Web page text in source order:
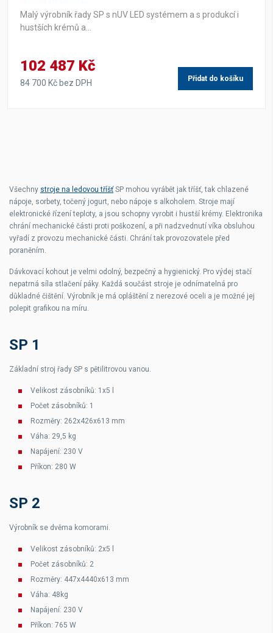
Malý výrobník řady SP s nUV LED systémem a s produkcí i
hustších krémů a...
102 487 Kč
84 700 Kč bez DPH Přidat do košíku
Všechny stroje na ledovou tříšťSP mohou vyrábět jak tříšť, tak chlazené
nápoje, sorbety, točený jogurt, nebo nápoje s alkoholem. Stroje mají
elektronické řízení teploty, a jsou schopny vyrobit i hustší krémy. Elektronika
chrání mechanické části proti poškození, a při nadzvednutí víka obsluhou
vyřadí z provozu mechanické části. Chrání tak provozovatele před
poraněním.
Dávkovací kohout je velmi odolný, bezpečný a hygienický. Pro výdej stačí
nepatrná síla stlačení páky. Každá součást stroje je odnímatelná pro
důkladné čištění. Výrobník je má opláštění z nerezové oceli a je možné jej
polepit grafikou na míru.
SP 1
Základní stroj řady SP s pětilitrovou vanou.
Velikost zásobníků: 1x5 l
Počet zásobníků: 1
Rozměry: 262x426x613 mm
Váha: 29,5 kg
Napájení: 230 V
Příkon: 280 W
SP 2
Výrobník se dvěma komorami.
Velikost zásobníků: 2x5 l
Počet zásobníků: 2
Rozměry: 447x4440x613 mm
Váha: 48kg
Napájení: 230 V
Příkon: 765 W